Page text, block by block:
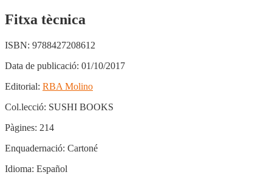
Fitxa tècnica
ISBN: 9788427208612
Data de publicació: 01/10/2017
Editorial: RBA Molino
Col.lecció: SUSHI BOOKS
Pàgines: 214
Enquadernació: Cartoné
Idioma: Español